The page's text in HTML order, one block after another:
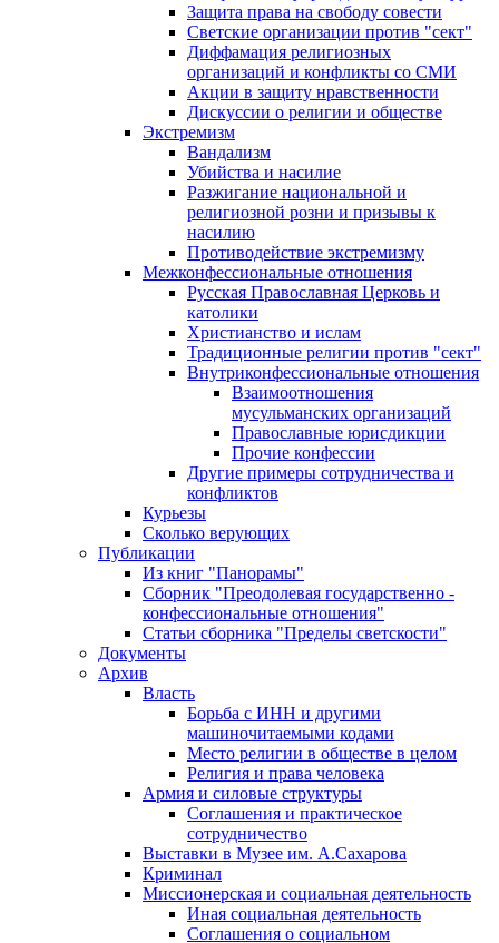
Защита права на свободу совести
Светские организации против "сект"
Диффамация религиозных
организаций и конфликты со СМИ
Акции в защиту нравственности
Дискуссии о религии и обществе
Экстремизм
Вандализм
Убийства и насилие
Разжигание национальной и
религиозной розни и призывы к
насилию
Противодействие экстремизму
Межконфессиональные отношения
Русская Православная Церковь и
католики
Христианство и ислам
Традиционные религии против "сект"
Внутриконфессиональные отношения
Взаимоотношения
мусульманских организаций
Православные юрисдикции
Прочие конфессии
Другие примеры сотрудничества и
конфликтов
Курьезы
Сколько верующих
Публикации
Из книг "Панорамы"
Сборник "Преодолевая государственно -
конфессиональные отношения"
Статьи сборника "Пределы светскости"
Документы
Архив
Власть
Борьба с ИНН и другими
машиночитаемыми кодами
Место религии в обществе в целом
Религия и права человека
Армия и силовые структуры
Соглашения и практическое
сотрудничество
Выставки в Музее им. А.Сахарова
Криминал
Миссионерская и социальная деятельность
Иная социальная деятельность
Соглашения о социальном